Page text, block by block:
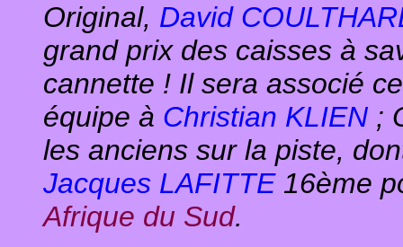
Original, David
grand prix des caisses à
cannette ! Il sera associé
équipe à Christian KLIEN ;
les anciens sur la piste,
Jacques LAFITTE 16ème
Afrique du Sud.